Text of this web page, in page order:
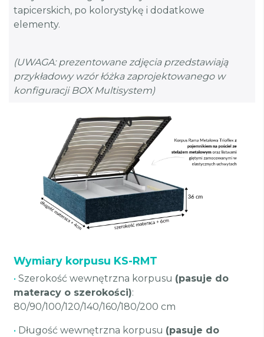
tapicerskich, po kolorystykę i dodatkowe
elementy.
(UWAGA: prezentowane zdjęcia przedstawiają
przykładowy wzór łóżka zaprojektowanego w
konfiguracji BOX Multisystem)
Wymiary korpusu KS-RMT
• Szerokość wewnętrzna korpusu (pasuje do
materacy o szerokości):
80/90/100/120/140/160/180/200 cm
• Długość wewnętrzna korpusu (pasuje do